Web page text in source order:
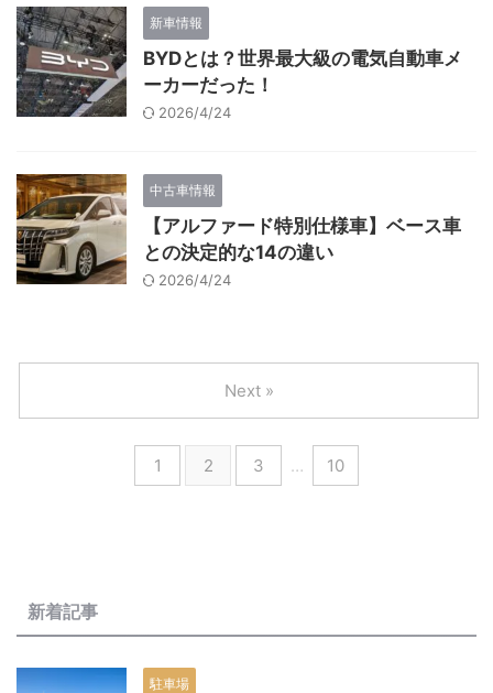
新車情報
BYDとは？世界最大級の電気自動車メ
ーカーだった！
2026/4/24
中古車情報
【アルファード特別仕様車】ベース車
との決定的な14の違い
2026/4/24
1 2 3 … 10
Next »
新着記事
駐車場